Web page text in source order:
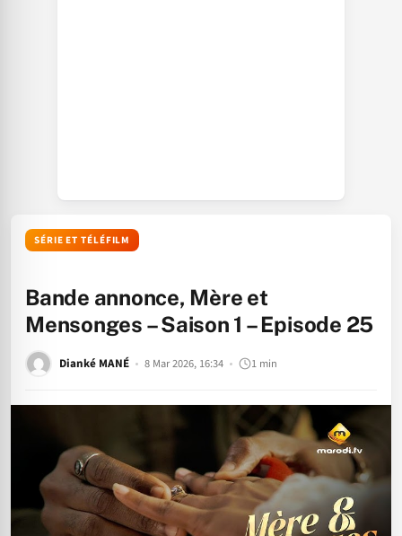
SÉRIE ET TÉLÉFILM
Bande annonce, Mère et
Mensonges – Saison 1 – Episode 25
Dianké MANÉ 8 Mar 2026, 16:34 1 min